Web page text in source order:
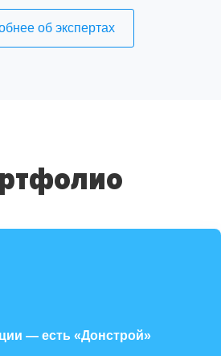
об экспертах
— есть «Донстрой»